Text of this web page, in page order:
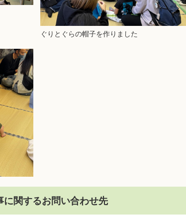
ぐりとぐらの帽子を作りました
に関するお問い合わせ先